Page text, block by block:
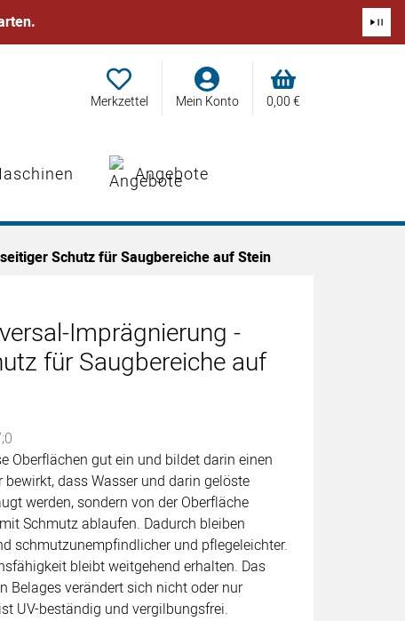
Merkzettel Mein Konto 0,00€
Angebote
Schutz für Saugbereiche auf Stein
Imprägnierung -
für Saugbereiche auf
Oberflächen gut ein und bildet darin einen
dass Wasser und darin gelöste
werden, sondern von der Oberfläche
Schmutz ablaufen. Dadurch bleiben
schmutzunempfindlicher und pflegeleichter.
bleibt weitgehend erhalten. Das
Belages verändert sich nicht oder nur
UV-beständig und vergilbungsfrei.